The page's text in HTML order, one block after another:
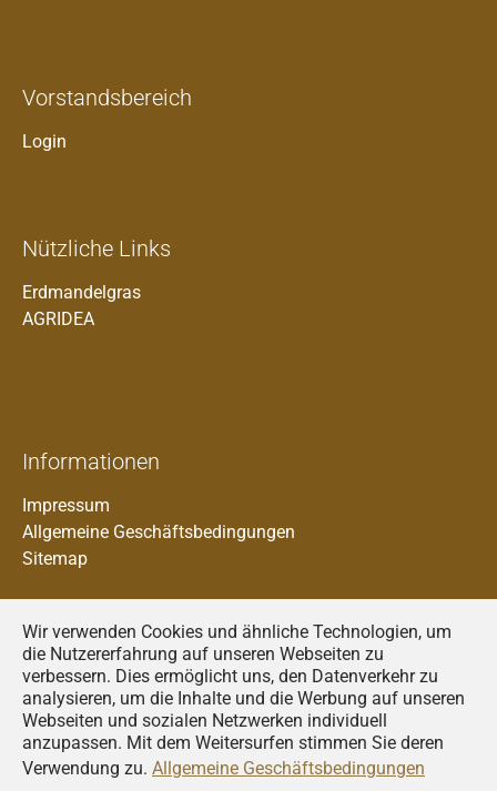
Wir verwenden Cookies und ähnliche Technologien, um
die Nutzererfahrung auf unseren Webseiten zu
verbessern. Dies ermöglicht uns, den Datenverkehr zu
analysieren, um die Inhalte und die Werbung auf unseren
Webseiten und sozialen Netzwerken individuell
anzupassen. Mit dem Weitersurfen stimmen Sie deren
Verwendung zu. Allgemeine Geschäftsbedingungen
Vorstandsbereich
Login
Nützliche Links
Erdmandelgras
AGRIDEA
Informationen
Impressum
Allgemeine Geschäftsbedingungen
Sitemap
Francais
Deutsch
Italiano